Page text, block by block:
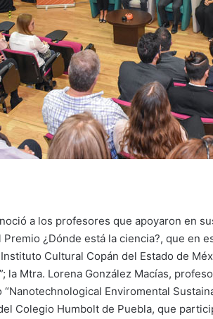
a los profesores que apoyaron en
¿Dónde está la ciencia?, que en
Cultural Copán del Estado de
la Mtra. Lorena González Macías,
Enviromental
Colegio Humbolt de Puebla, que